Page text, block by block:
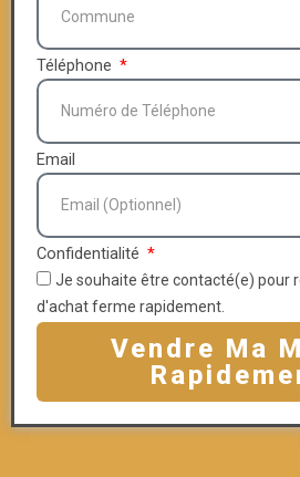
Téléphone
Email
Confidentialité
Je souhaite être contacté(e) pour
d'achat ferme rapidement.
Vendre Ma